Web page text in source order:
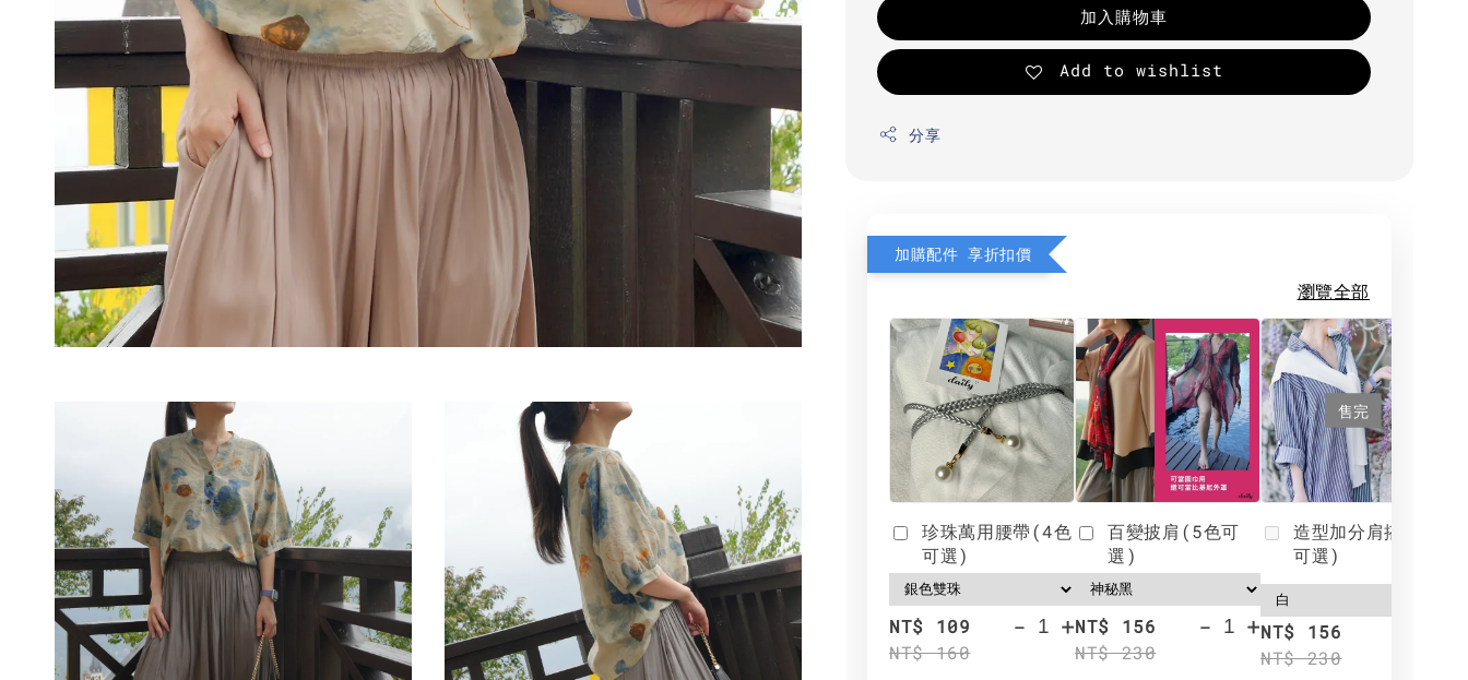
加入購物車
Add to wishlist
分享
加購配件 享折扣價
瀏覽全部
珍珠萬用腰帶(4色
可選)
NT$ 109
NT$ 160
- +
百變披肩(5色可
選)
NT$ 156
NT$ 230
- +
售完
造型加分肩搭(4色
可選)
NT$ 156
NT$ 230